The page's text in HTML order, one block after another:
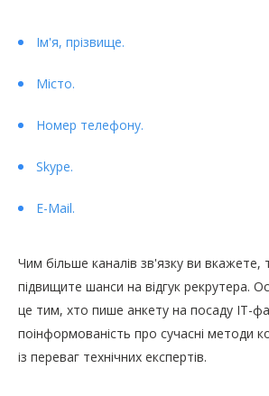
Ім'я, прізвище.
Місто.
Номер телефону.
Skype.
E-Mail.
Чим більше каналів зв'язку ви вкажете,
підвищите шанси на відгук рекрутера.
це тим, хто пише анкету на посаду IT-
поінформованість про сучасні методи
із переваг технічних експертів.